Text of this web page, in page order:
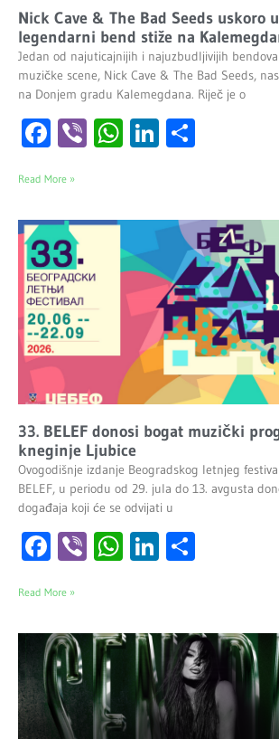
Nick Cave & The Bad Seeds uskoro
legendarni bend stiže na
Jedan od najuticajnijih i najuzbudljivijih
muzičke scene, Nick Cave & The Bad Seeds,
na Donjem gradu Kalemegdana. Riječ je o
Facebook
ViberWhatsApp
LinkedIn
Read More »
33. BELEF donosi bogat muzički
kneginje Ljubice
Ovogodišnje izdanje Beogradskog letnjeg
BELEF, u periodu od 29. jula do 13. avgusta
događaja koji će se odvijati u
Facebook
ViberWhatsApp
LinkedIn
Read More »